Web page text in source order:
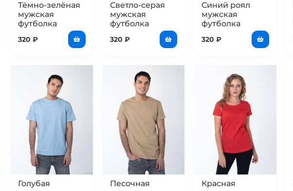
Тёмно-зелёная
мужская
футболка
320 ₽
Светло-серая
мужская
футболка
320 ₽
Синий роял
мужская
футболка
320₽
Голубая
Песочная
Красная